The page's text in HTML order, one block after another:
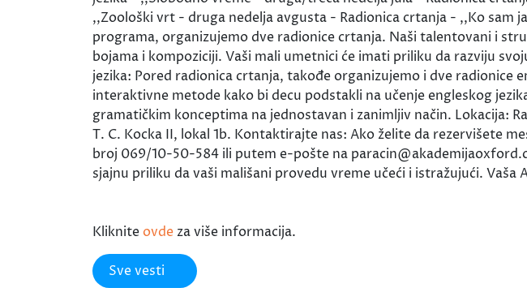
,,Zoološki vrt - druga nedelja avgusta - Radionica crtanja - ,,Ko
programa, organizujemo dve radionice crtanja. Naši talentovani i
bojama i kompoziciji. Vaši mali umetnici će imati priliku da razviju
jezika: Pored radionica crtanja, takođe organizujemo i dve radionice
interaktivne metode kako bi decu podstakli na učenje engleskog
gramatičkim konceptima na jednostavan i zanimljiv način. Lokacija:
T. C. Kocka II, lokal 1b. Kontaktirajte nas: Ako želite da rezervišete
broj 069/10-50-584 ili putem e-pošte na
sjajnu priliku da vaši mališani provedu vreme učeći i istražujući. Vaša
Kliknite ovde za više informacija.
Sve vesti